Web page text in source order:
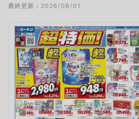
最終更新：2026/08/01